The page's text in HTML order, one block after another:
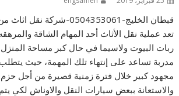
قبطان الخليج-0504353061-
تعد عملية نقل الأثاث أحد المهام الشاقة
ربات البيوت ولاسيما في حال كبر مساحة
مدربة تساعد على إنتهاء تلك المهمة، حيث
مجهود كبير خلال فترة زمنية قصيرة من أجل حزم
والاستعانة ببعض سيارات النقل والاوناش لكي